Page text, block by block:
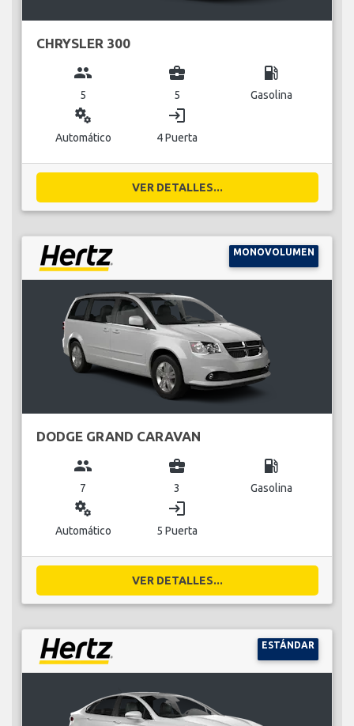
CHRYSLER 300
group
5
business_center
5
local_gas_station
Gasolina
miscellaneous_services
Automático
login
4 Puerta
VER DETALLES...
MONOVOLUMEN
DODGE GRAND CARAVAN
group
7
business_center
3
local_gas_station
Gasolina
miscellaneous_services
Automático
login
5 Puerta
VER DETALLES...
ESTÁNDAR